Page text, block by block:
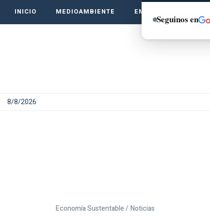
INICIO MEDIOAMBIENTE EMPRENDE VERDE
8/8/2026
Economía Sustentable / Noticias
Seguinos en